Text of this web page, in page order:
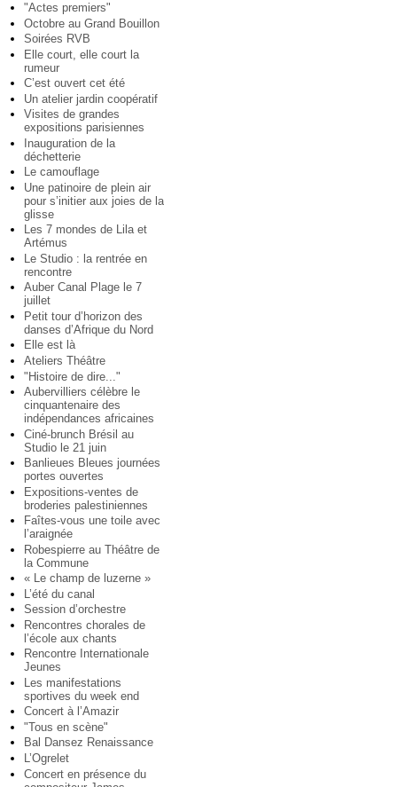
"Actes premiers"
Octobre au Grand Bouillon
Soirées RVB
Elle court, elle court la
rumeur
C’est ouvert cet été
Un atelier jardin coopératif
Visites de grandes
expositions parisiennes
Inauguration de la
déchetterie
Le camouflage
Une patinoire de plein air
pour s’initier aux joies de la
glisse
Les 7 mondes de Lila et
Artémus
Le Studio : la rentrée en
rencontre
Auber Canal Plage le 7
juillet
Petit tour d’horizon des
danses d’Afrique du Nord
Elle est là
Ateliers Théâtre
"Histoire de dire..."
Aubervilliers célèbre le
cinquantenaire des
indépendances africaines
Ciné-brunch Brésil au
Studio le 21 juin
Banlieues Bleues journées
portes ouvertes
Expositions-ventes de
broderies palestiniennes
Faîtes-vous une toile avec
l’araignée
Robespierre au Théâtre de
la Commune
« Le champ de luzerne »
L’été du canal
Session d’orchestre
Rencontres chorales de
l’école aux chants
Rencontre Internationale
Jeunes
Les manifestations
sportives du week end
Concert à l’Amazir
"Tous en scène"
Bal Dansez Renaissance
L’Ogrelet
Concert en présence du